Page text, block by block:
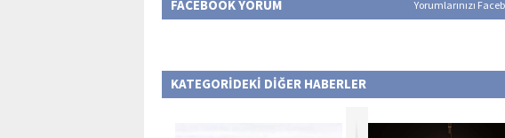
FACEBOOK YORUM Yorumlarınızı
KATEGORİDEKİ DİĞER HABERLER